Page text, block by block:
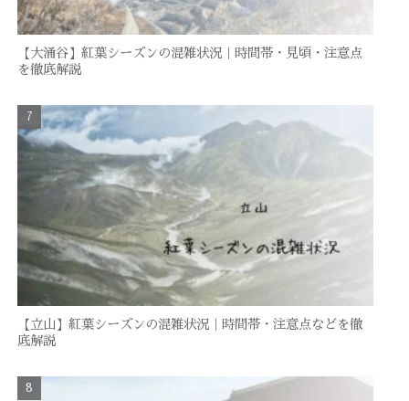
【大涌谷】紅葉シーズンの混雑状況｜時間帯・見頃・注意点
を徹底解説
【立山】紅葉シーズンの混雑状況｜時間帯・注意点などを徹
底解説